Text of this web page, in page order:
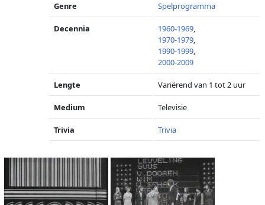
Genre Spelprogramma
Decennia 1960-1969,
1970-1979,
1990-1999,
2000-2009
Lengte Variërend van 1 tot 2 uur
Medium Televisie
Trivia Trivia